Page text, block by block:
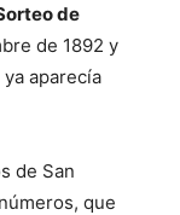
de
de 1892 y
aparecía
de San
que